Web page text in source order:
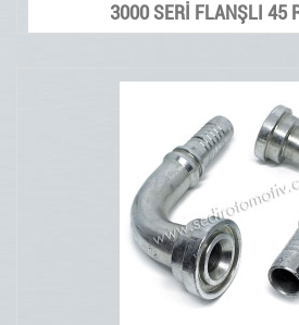
3000 SERİ FLANŞLI 45